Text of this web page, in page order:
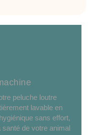
peluche loutre
lavable en
sans effort,
de votre animal